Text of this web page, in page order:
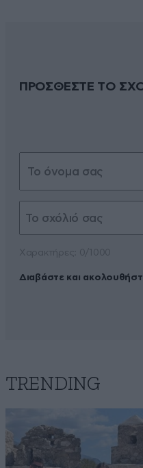
ΠΡΟΣΘΕΣΤΕ ΤΟ
Διαβάστε και
TRENDING